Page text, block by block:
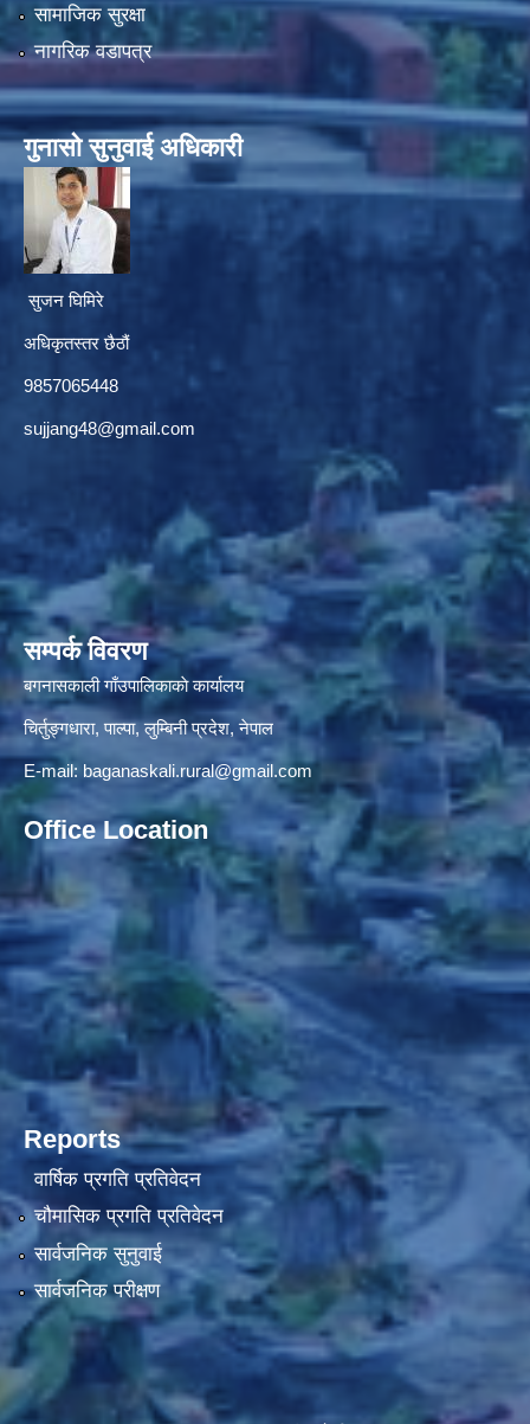
सामाजिक सुरक्षा
नागरिक वडापत्र
गुनासाे सुनुवाई अधिकारी
सुजन घिमिरे
अधिकृतस्तर छैठौं‌
9857065448
sujjang48@gmail.com
सम्पर्क विवरण
बगनासकाली गाँउपालिकाकाे कार्यालय
चिर्तुङ्गधारा, पाल्पा, लुम्बिनी प्रदेश, नेपाल
E-mail: baganaskali.rural@gmail.com
Office Location
Reports
वार्षिक प्रगति प्रतिवेदन
चौमासिक प्रगति प्रतिवेदन
सार्वजनिक सुनुवाई
सार्वजनिक परीक्षण